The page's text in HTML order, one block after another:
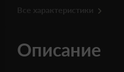
Все характеристики
Описание